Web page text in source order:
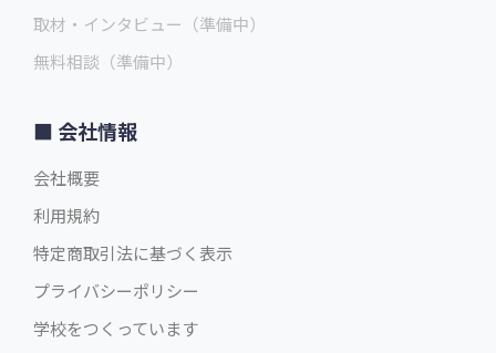
取材・インタビュー（準備中）
無料相談（準備中）
会社情報
会社概要
利用規約
特定商取引法に基づく表示
プライバシーポリシー
学校をつくっています